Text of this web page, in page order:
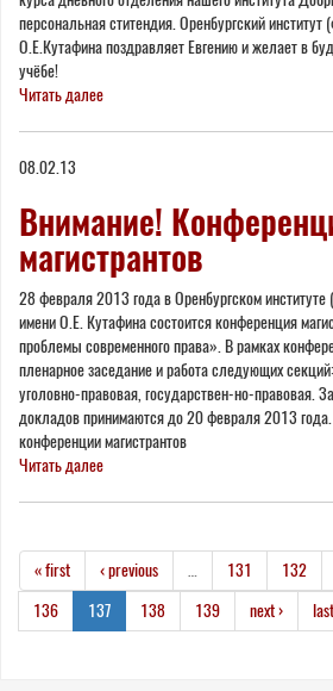
персональная ститендия. Оренбургский
О.Е.Кутафина поздравляет Евгению и желает в
учёбе!
Читать далее
08.02.13
Внимание!
магистрантов
28 февраля 2013 года в Оренбургском институте
имени О.Е. Кутафина состоится конференция
проблемы современного права». В рамках
пленарное заседание и работа следующих
уголовно-правовая, государствен-но-правовая.
докладов принимаются до 20 февраля 2013
конференции магистрантов
Читать далее
« first ‹ previous 131 132
136
137 138 139 next ›